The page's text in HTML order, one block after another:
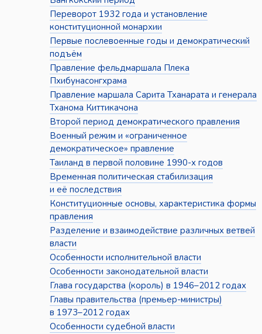
Переворот 1932 года и установление
конституционной монархии
Первые послевоенные годы и демократический
подъём
Правление фельдмаршала Плека
Пхибунасонгхрама
Правление маршала Сарита Тханарата и генерала
Тханома Киттикачона
Второй период демократического правления
Военный режим и «ограниченное
демократическое» правление
Таиланд в первой половине 1990-х годов
Временная политическая стабилизация
и её последствия
Конституционные основы, характеристика формы
правления
Разделение и взаимодействие различных ветвей
власти
Особенности исполнительной власти
Особенности законодательной власти
Глава государства (король) в 1946–2012 годах
Главы правительства (премьер-министры)
в 1973–2012 годах
Особенности судебной власти